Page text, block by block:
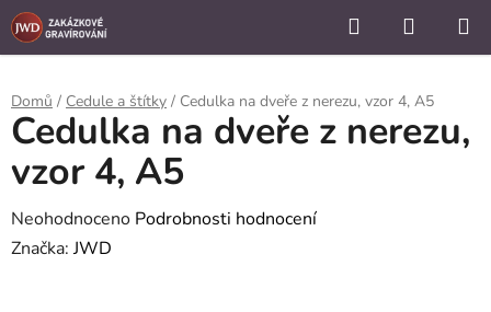
```
Přejít
na
Hledat
KOŠÍK
Domů / Cedule a štítky / Cedulka na dveře z nerezu, vzor 4, A5
Cedulka na dveře z nerezu,
vzor 4, A5
Průměrné
hodnocení
Neohodnoceno Podrobnosti hodnocení
Značka:JWD